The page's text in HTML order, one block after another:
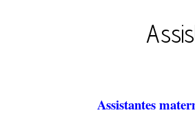
Assistantes